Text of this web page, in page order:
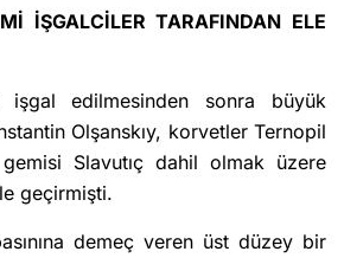
İŞGALCİLER TARAFINDAN ELE
işgal edilmesinden sonra büyük
Olşanskıy, korvetler Ternopil
Slavutıç dahil olmak üzere
geçirmişti.
demeç veren üst düzey bir